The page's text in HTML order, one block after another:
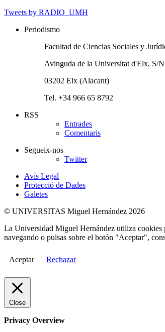
Tweets by RADIO_UMH
Periodismo
Facultad de Ciencias Sociales y
Avinguda de la Universitat d'Elx, S/N
03202 Elx (Alacant)
Tel. +34 966 65 8792
RSS
Entrades
Comentaris
Segueix-nos
Twitter
Avís Legal
Protecció de Dades
Galetes
© UNIVERSITAS Miguel Hernández 2026
La Universidad Miguel Hernández utiliza cookies
navegando o pulsas sobre el botón "Aceptar",
Aceptar Rechazar
Close
Privacy Overview